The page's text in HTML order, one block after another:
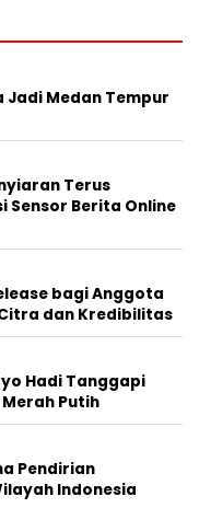
Medan Tempur
Terus
Sensor Berita Online
bagi Anggota
dan Kredibilitas
Hadi Tanggapi
Putih
Pendirian
Indonesia